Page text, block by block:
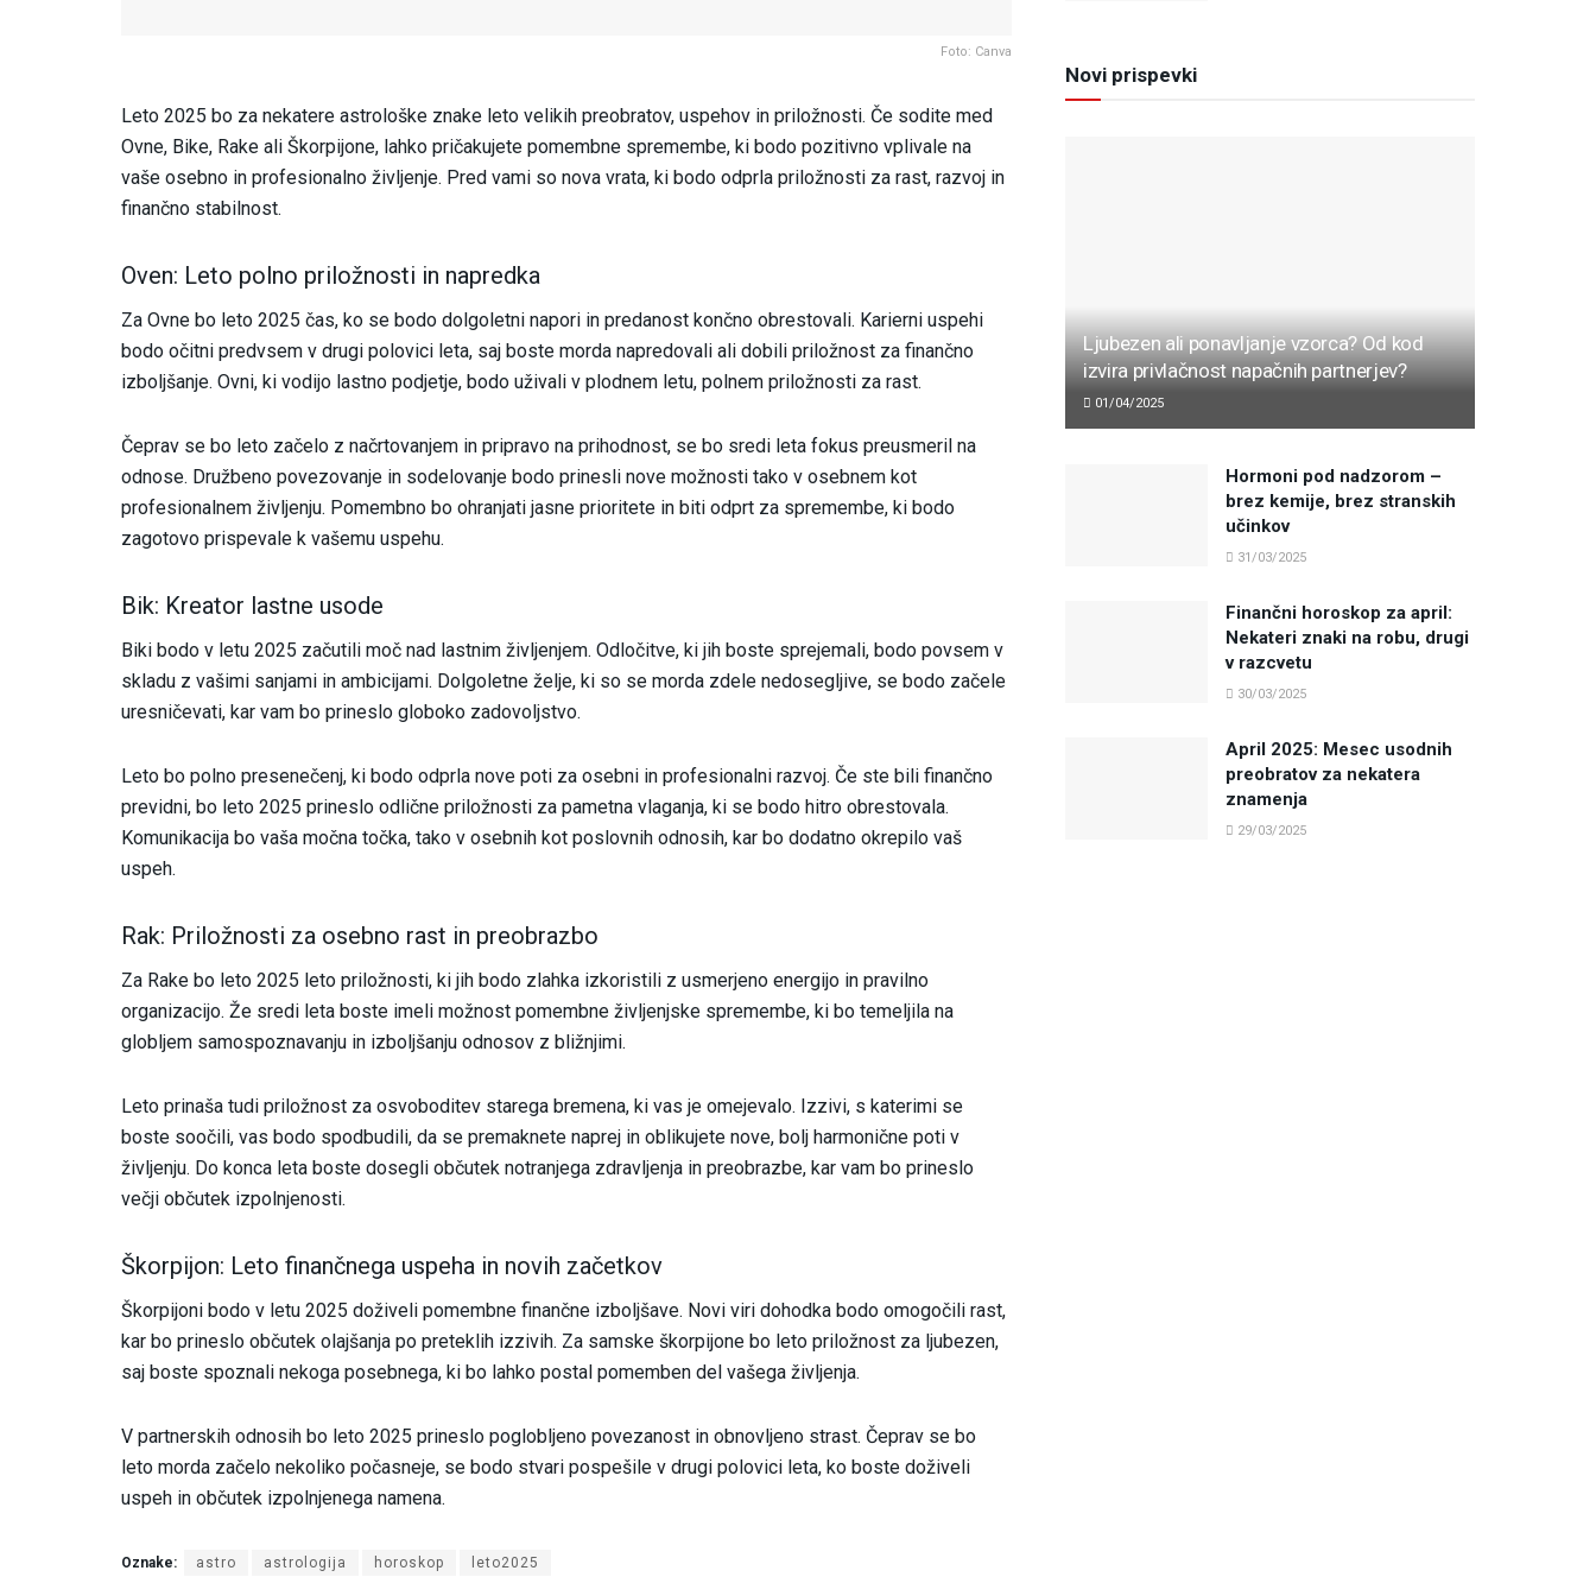
Foto: Canva
Leto 2025 bo za nekatere astrološke znake leto velikih preobratov, uspehov in priložnosti. Če sodite med
Ovne, Bike, Rake ali Škorpijone, lahko pričakujete pomembne spremembe, ki bodo pozitivno vplivale na
vaše osebno in profesionalno življenje. Pred vami so nova vrata, ki bodo odprla priložnosti za rast, razvoj in
finančno stabilnost.
Oven: Leto polno priložnosti in napredka
Za Ovne bo leto 2025 čas, ko se bodo dolgoletni napori in predanost končno obrestovali. Karierni uspehi
bodo očitni predvsem v drugi polovici leta, saj boste morda napredovali ali dobili priložnost za finančno
izboljšanje. Ovni, ki vodijo lastno podjetje, bodo uživali v plodnem letu, polnem priložnosti za rast.
Čeprav se bo leto začelo z načrtovanjem in pripravo na prihodnost, se bo sredi leta fokus preusmeril na
odnose. Družbeno povezovanje in sodelovanje bodo prinesli nove možnosti tako v osebnem kot
profesionalnem življenju. Pomembno bo ohranjati jasne prioritete in biti odprt za spremembe, ki bodo
zagotovo prispevale k vašemu uspehu.
Bik: Kreator lastne usode
Biki bodo v letu 2025 začutili moč nad lastnim življenjem. Odločitve, ki jih boste sprejemali, bodo povsem v
skladu z vašimi sanjami in ambicijami. Dolgoletne želje, ki so se morda zdele nedosegljive, se bodo začele
uresničevati, kar vam bo prineslo globoko zadovoljstvo.
Leto bo polno presenečenj, ki bodo odprla nove poti za osebni in profesionalni razvoj. Če ste bili finančno
previdni, bo leto 2025 prineslo odlične priložnosti za pametna vlaganja, ki se bodo hitro obrestovala.
Komunikacija bo vaša močna točka, tako v osebnih kot poslovnih odnosih, kar bo dodatno okrepilo vaš
uspeh.
Rak: Priložnosti za osebno rast in preobrazbo
Za Rake bo leto 2025 leto priložnosti, ki jih bodo zlahka izkoristili z usmerjeno energijo in pravilno
organizacijo. Že sredi leta boste imeli možnost pomembne življenjske spremembe, ki bo temeljila na
globljem samospoznavanju in izboljšanju odnosov z bližnjimi.
Leto prinaša tudi priložnost za osvoboditev starega bremena, ki vas je omejevalo. Izzivi, s katerimi se
boste soočili, vas bodo spodbudili, da se premaknete naprej in oblikujete nove, bolj harmonične poti v
življenju. Do konca leta boste dosegli občutek notranjega zdravljenja in preobrazbe, kar vam bo prineslo
večji občutek izpolnjenosti.
Škorpijon: Leto finančnega uspeha in novih začetkov
Škorpijoni bodo v letu 2025 doživeli pomembne finančne izboljšave. Novi viri dohodka bodo omogočili rast,
kar bo prineslo občutek olajšanja po preteklih izzivih. Za samske škorpijone bo leto priložnost za ljubezen,
saj boste spoznali nekoga posebnega, ki bo lahko postal pomemben del vašega življenja.
V partnerskih odnosih bo leto 2025 prineslo poglobljeno povezanost in obnovljeno strast. Čeprav se bo
leto morda začelo nekoliko počasneje, se bodo stvari pospešile v drugi polovici leta, ko boste doživeli
uspeh in občutek izpolnjenega namena.
Oznake: astro astrologija horoskop leto2025
Novi prispevki
Ljubezen ali ponavljanje vzorca? Od kod
izvira privlačnost napačnih partnerjev?
01/04/2025
Hormoni pod nadzorom –
brez kemije, brez stranskih
učinkov
31/03/2025
Finančni horoskop za april:
Nekateri znaki na robu, drugi
v razcvetu
30/03/2025
April 2025: Mesec usodnih
preobratov za nekatera
znamenja
29/03/2025